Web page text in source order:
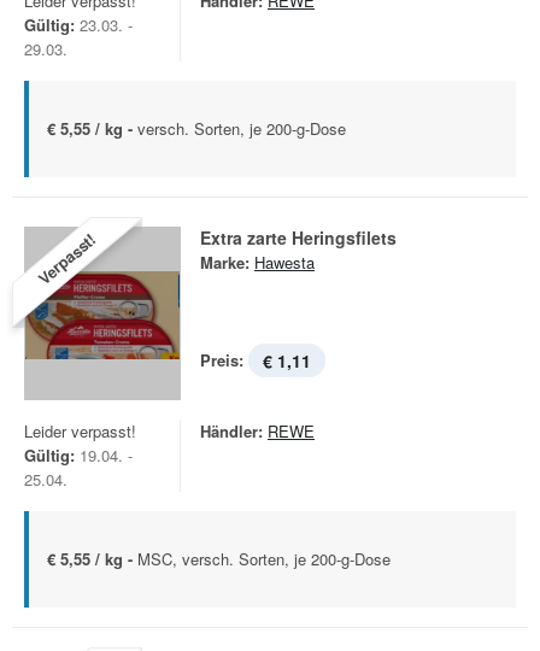
Gültig: 23.03. -
29.03.
€ 5,55 / kg - versch. Sorten, je 200-g-Dose
Verpasst! Extra zarte Heringsfilets
Marke: Hawesta
Preis: € 1,11
Leider verpasst!
Gültig: 19.04. -
25.04.
Händler: REWE
€ 5,55 / kg - MSC, versch. Sorten, je 200-g-Dose